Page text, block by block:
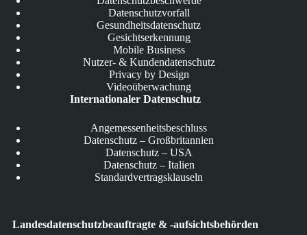
Datenschutzvorfall
Gesundheitsdatenschutz
Gesichtserkennung
Mobile Business
Nutzer- & Kundendatenschutz
Privacy by Design
Videoüberwachung
Internationaler Datenschutz
Angemessenheitsbeschluss
Datenschutz – Großbritannien
Datenschutz – USA
Datenschutz – Italien
Standardvertragsklauseln
Landesdatenschutzbeauftragte & -aufsichtsbehörden